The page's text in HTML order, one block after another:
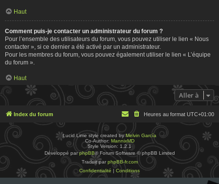
Haut
Comment puis-je contacter un administrateur du forum ?
Pour l’ensemble des utilisateurs du forum, vous pouvez utiliser le lien « Nous
contacter », si ce dernier a été activé par un administrateur.
Pour les membres du forum, vous pouvez également utiliser le lien « L’équipe
du forum ».
Haut
Aller à
Index du forum Heures au format UTC+01:00
Lucid Lime style created byMelvin García
Co-Author: MannixMD
Style Version: 1.2.1
Développé parphpBB® Forum Software © phpBB Limited
Traduit par phpBB-fr.com
Confidentialité | Conditions